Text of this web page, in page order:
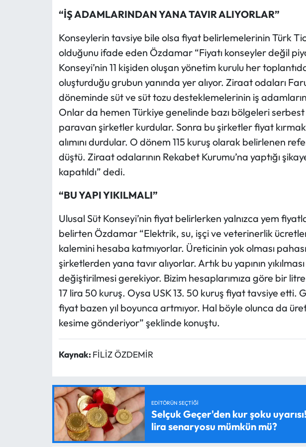
“İŞ ADAMLARINDAN YANA TAVIR ALIYORLAR”
Konseylerin tavsiye bile olsa fiyat belirlemelerinin Türk
olduğunu ifade eden Özdamar “Fiyatı konseyler değil
Konseyi’nin 11 kişiden oluşan yönetim kurulu her
oluşturduğu grubun yanında yer alıyor. Ziraat odaları
döneminde süt ve süt tozu desteklemelerinin iş
Onlar da hemen Türkiye genelinde bazı bölgeleri
paravan şirketler kurdular. Sonra bu şirketler fiyat
alımını durdular. O dönem 115 kuruş olarak belirlenen
düştü. Ziraat odalarının Rekabet Kurumu’na yaptığı
kapatıldı” dedi.
“BU YAPI YIKILMALI”
Ulusal Süt Konseyi’nin fiyat belirlerken yalnızca yem
belirten Özdamar “Elektrik, su, işçi ve veterinerlik
kalemini hesaba katmıyorlar. Üreticinin yok olması
şirketlerden yana tavır alıyorlar. Artık bu yapının yıkılması
değiştirilmesi gerekiyor. Bizim hesaplarımıza göre bir
17 lira 50 kuruş. Oysa USK 13. 50 kuruş fiyat tavsiye etti.
fiyat bazen yıl boyunca artmıyor. Hal böyle olunca da
kesime gönderiyor” şeklinde konuştu.
Kaynak: FİLİZ ÖZDEMİR
EDITÖRÜN SEÇTIĞI
Selçuk Geçer'den kur şoku
lira senaryosu mümkün mü?